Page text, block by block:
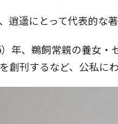
逍遥にとって代表的な著
）年、鵜飼常親の養女・
創刊するなど、公私に